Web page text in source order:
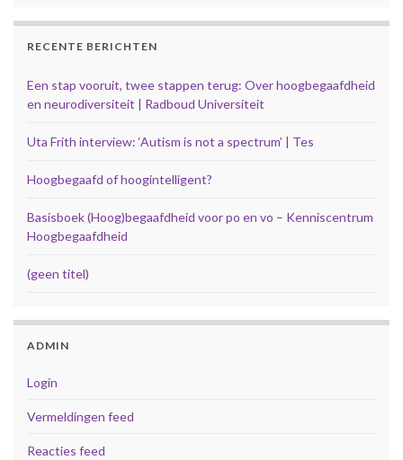
RECENTE BERICHTEN
Een stap vooruit, twee stappen terug: Over hoogbegaafdheid
en neurodiversiteit | Radboud Universiteit
Uta Frith interview: ‘Autism is not a spectrum’ | Tes
Hoogbegaafd of hoogintelligent?
Basisboek (Hoog)begaafdheid voor po en vo – Kenniscentrum
Hoogbegaafdheid
(geen titel)
ADMIN
Login
Vermeldingen feed
Reacties feed